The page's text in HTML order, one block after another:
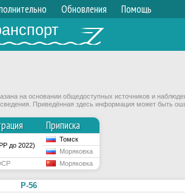
Обновления Помощь
на основании общедоступных источников и
сведения. Приведённая здесь информация может быть
Приписка
до 2022)
Томск
Моряковка
Моряковка
Р-56